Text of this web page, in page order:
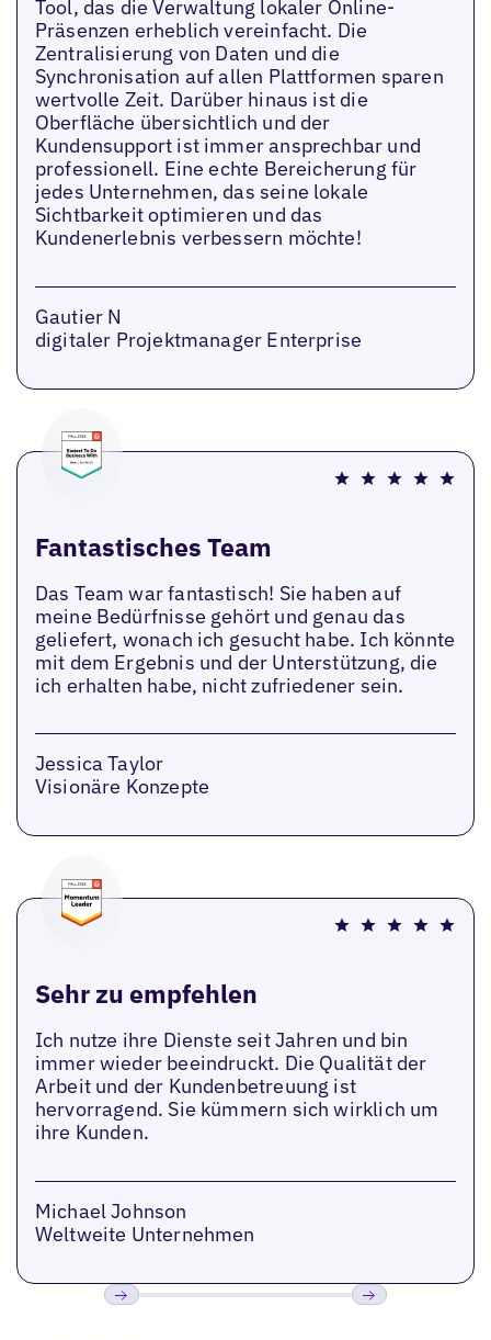
Tool, das die Verwaltung lokaler Online-
Präsenzen erheblich vereinfacht. Die
Zentralisierung von Daten und die
Synchronisation auf allen Plattformen sparen
wertvolle Zeit. Darüber hinaus ist die
Oberfläche übersichtlich und der
Kundensupport ist immer ansprechbar und
professionell. Eine echte Bereicherung für
jedes Unternehmen, das seine lokale
Sichtbarkeit optimieren und das
Kundenerlebnis verbessern möchte!
Gautier N
digitaler Projektmanager Enterprise
Fantastisches Team
Das Team war fantastisch! Sie haben auf
meine Bedürfnisse gehört und genau das
geliefert, wonach ich gesucht habe. Ich könnte
mit dem Ergebnis und der Unterstützung, die
ich erhalten habe, nicht zufriedener sein.
Jessica Taylor
Visionäre Konzepte
Sehr zu empfehlen
Ich nutze ihre Dienste seit Jahren und bin
immer wieder beeindruckt. Die Qualität der
Arbeit und der Kundenbetreuung ist
hervorragend. Sie kümmern sich wirklich um
ihre Kunden.
Michael Johnson
Weltweite Unternehmen